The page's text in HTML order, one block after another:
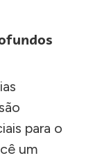
para o
um